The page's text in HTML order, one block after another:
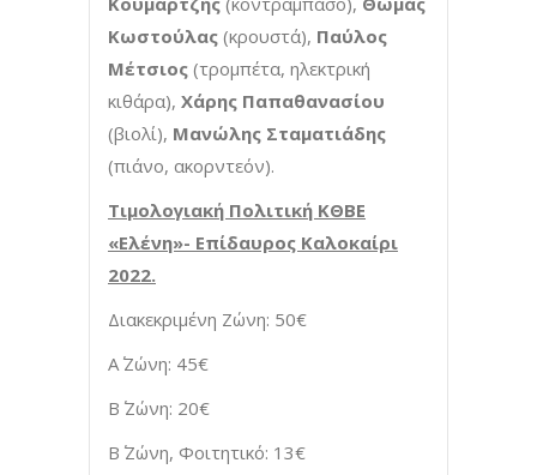
Κωστούλας (κρουστά), Παύλος
Μέτσιος (τρομπέτα, ηλεκτρική
κιθάρα), Χάρης Παπαθανασίου
(βιολί), Μανώλης Σταματιάδης
(πιάνο, ακορντεόν).
Τιμολογιακή Πολιτική ΚΘΒΕ
«Ελένη»- Επίδαυρος Καλοκαίρι
2022.
Διακεκριμένη Ζώνη: 50€
Α΄ Ζώνη: 45€
Β΄ Ζώνη: 20€
Β΄ Ζώνη, Φοιτητικό: 13€